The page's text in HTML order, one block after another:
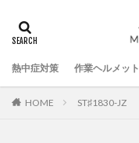
熱中症対策 作業ヘルメット
HOME ST♯1830-JZ